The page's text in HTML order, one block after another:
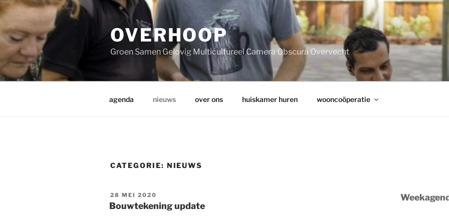
Ga
naar
de
inhoud
OVERHOOP
Groen Samen Gelovig Multicultureel Camera Obscura Overvecht
agenda nieuws over ons huiskamer huren wooncoöperatie
CATEGORIE: NIEUWS
GEPLAATST
OP
28 MEI 2020
Bouwtekening update